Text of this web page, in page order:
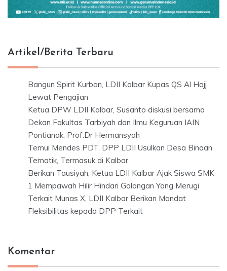
Artikel/Berita Terbaru
Bangun Spirit Kurban, LDII Kalbar Kupas QS Al Hajj
Lewat Pengajian
Ketua DPW LDII Kalbar, Susanto diskusi bersama
Dekan Fakultas Tarbiyah dan Ilmu Keguruan IAIN
Pontianak, Prof.Dr Hermansyah
Temui Mendes PDT, DPP LDII Usulkan Desa Binaan
Tematik, Termasuk di Kalbar
Berikan Tausiyah, Ketua LDII Kalbar Ajak Siswa SMK
1 Mempawah Hilir Hindari Golongan Yang Merugi
Terkait Munas X, LDII Kalbar Berikan Mandat
Fleksibilitas kepada DPP Terkait
Komentar